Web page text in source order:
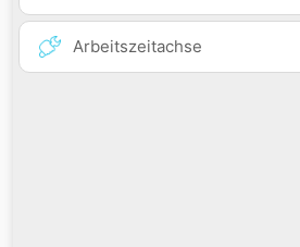
Arbeitszeitachse